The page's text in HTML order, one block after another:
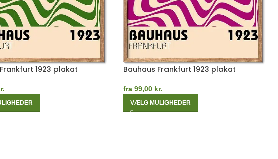
1923 plakat Bauhaus Frankfurt 1923 plakat
fra 99,00 kr.
VÆLG MULIGHEDER